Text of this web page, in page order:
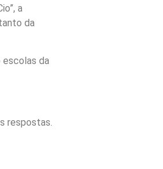
a
da
escolas da
respostas.